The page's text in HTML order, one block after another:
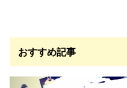
おすすめ記事